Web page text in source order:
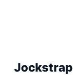
Jockstrap